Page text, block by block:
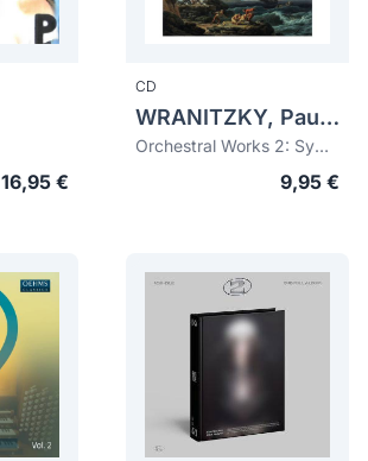
16,95 €
CD
WRANITZKY, Paul (VRANICKY, Pavel) (1756-1808)
Orchestral Works 2: Symphonies 'La Tempesta', Op.14 No.2, Op.33 No.33
9,95 €